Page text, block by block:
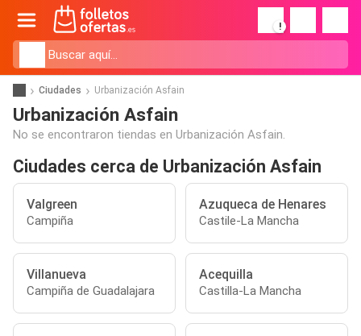
!
Ciudades Urbanización Asfain
Urbanización Asfain
No se encontraron tiendas en Urbanización Asfain.
Ciudades cerca de Urbanización Asfain
Valgreen
Campiña
Azuqueca de Henares
Castile-La Mancha
Villanueva
Campiña de Guadalajara
Acequilla
Castilla-La Mancha